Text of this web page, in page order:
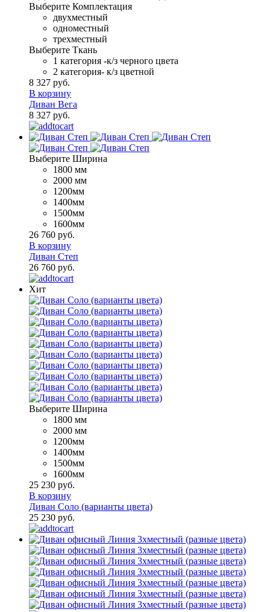
Выберите Комплектация
двухместный
одноместный
трехместный
Выберите Ткань
1 категория -к/з черного цвета
2 категория- к/з цветной
8 327 руб.
В корзину
Диван Вега
8 327 руб.
Выберите Ширина
1800 мм
2000 мм
1200мм
1400мм
1500мм
1600мм
26 760 руб.
В корзину
Диван Степ
26 760 руб.
Хит
Выберите Ширина
1800 мм
2000 мм
1200мм
1400мм
1500мм
1600мм
25 230 руб.
В корзину
Диван Соло (варианты цвета)
25 230 руб.